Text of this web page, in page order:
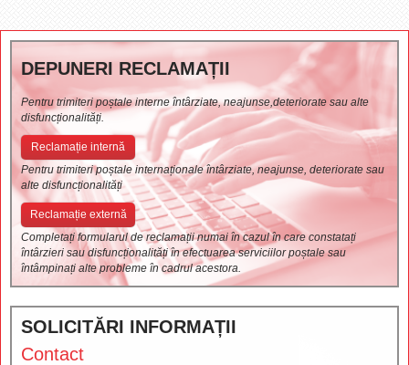
DEPUNERI RECLAMAȚII
Pentru trimiteri poștale interne întârziate, neajunse,deteriorate sau alte
disfuncționalități.
Reclamație internă
Pentru trimiteri poștale internaționale întârziate, neajunse, deteriorate sau
alte disfuncționalități
Reclamație externă
Completați formularul de reclamații numai în cazul în care constatați
întârzieri sau disfuncționalități în efectuarea serviciilor poștale sau
întâmpinați alte probleme în cadrul acestora.
SOLICITĂRI INFORMAȚII
Contact